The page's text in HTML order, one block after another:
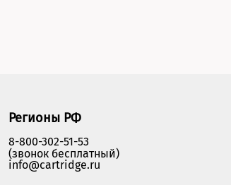
Регионы РФ
8-800-302-51-53
(звонок бесплатный)
info@cartridge.ru